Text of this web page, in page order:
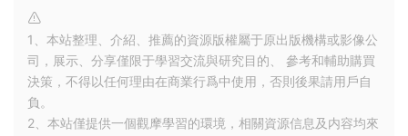
1、本站整理、介紹、推薦的資源版權屬于原出版機構或影像公
司，展示、分享僅限于學習交流與研究目的、 參考和輔助購買
決策，不得以任何理由在商業行爲中使用，否則後果請用戶自
負。
2、本站僅提供一個觀摩學習的環境，相關資源信息及内容均來